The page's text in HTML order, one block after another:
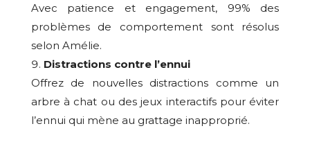
Avec patience et engagement, 99% des
problèmes de comportement sont résolus
selon Amélie.
Distractions contre l’ennui
Offrez de nouvelles distractions comme un
arbre à chat ou des jeux interactifs pour éviter
l’ennui qui mène au grattage inapproprié.